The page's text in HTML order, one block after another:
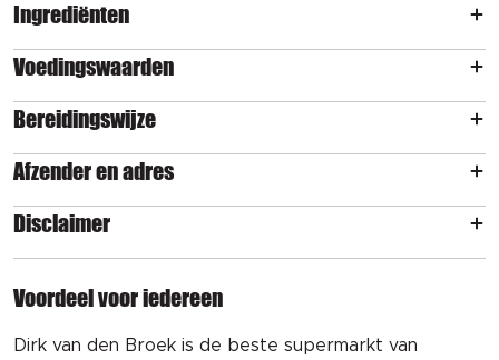
Ingrediënten
Voedingswaarden
Bereidingswijze
Afzender en adres
Disclaimer
Voordeel voor iedereen
Dirk van den Broek is de beste supermarkt van